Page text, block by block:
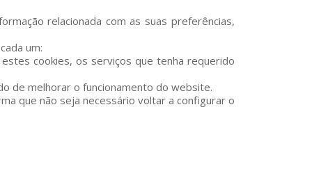
relacionada com as suas preferências,
um:
cookies, os serviços que tenha requerido
de melhorar o funcionamento do website.
que não seja necessário voltar a configurar o